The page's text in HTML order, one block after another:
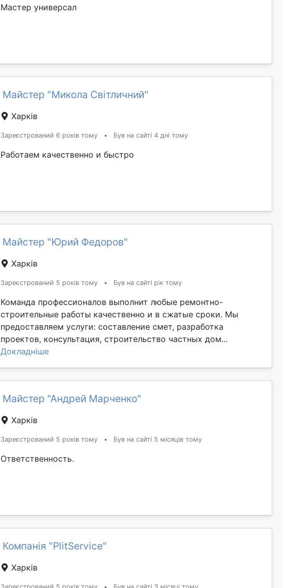
Мастер универсал
Майстер "Микола Світличний"
Харків
Зареєстрований 6 років тому • Був на сайті 4 дні тому
Работаем качественно и быстро
Майстер "Юрий Федоров"
Харків
Зареєстрований 5 років тому • Був на сайті рік тому
Команда профессионалов выполнит любые ремонтно-
строительные работы качественно и в сжатые сроки. Мы
предоставляем услуги: составление смет, разработка
проектов, консультация, строительство частных дом...
Докладніше
Майстер "Андрей Марченко"
Харків
Зареєстрований 5 років тому • Був на сайті 5 місяців тому
Ответственность.
Компанія "PlitService"
Харків